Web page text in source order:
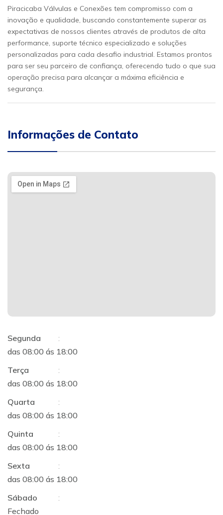
Piracicaba Válvulas e Conexões tem compromisso com a
inovação e qualidade, buscando constantemente superar as
expectativas de nossos clientes através de produtos de alta
performance, suporte técnico especializado e soluções
personalizadas para cada desafio industrial. Estamos prontos
para ser seu parceiro de confiança, oferecendo tudo o que sua
operação precisa para alcançar a máxima eficiência e
segurança.
Informações de Contato
Segunda
:
das 08:00 ás 18:00
Terça
:
das 08:00 ás 18:00
Quarta
:
das 08:00 ás 18:00
Quinta
:
das 08:00 ás 18:00
Sexta
:
das 08:00 ás 18:00
Sábado
:
Fechado